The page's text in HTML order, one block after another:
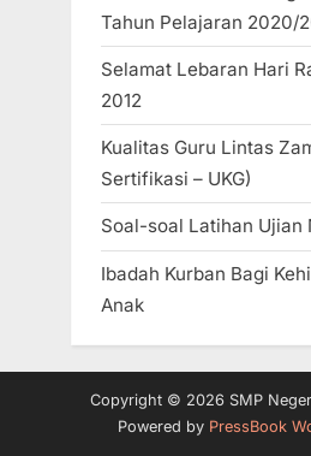
Tahun Pelajaran 2020/
Selamat Lebaran Hari
2012
Kualitas Guru Lintas
Sertifikasi – UKG)
Soal-soal Latihan Ujian
Ibadah Kurban Bagi
Anak
Copyright © 2026 SMP
Powered by PressBook